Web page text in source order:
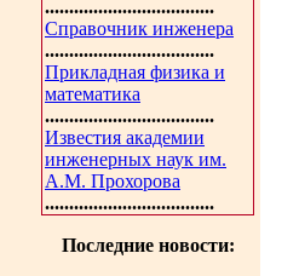
...................................
Справочник инженера
...................................
Прикладная физика и
математика
...................................
Известия академии
инженерных наук им.
А.М. Прохорова
...................................
Последние новости: